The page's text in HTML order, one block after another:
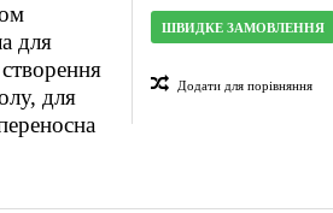
для
для
ШВИДКЕ ЗАМОВЛЕННЯ
Додати для порівняння